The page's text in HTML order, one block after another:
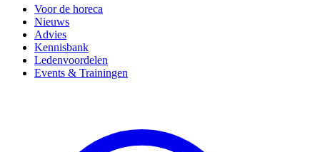
Voor de horeca
Nieuws
Advies
Kennisbank
Ledenvoordelen
Events & Trainingen